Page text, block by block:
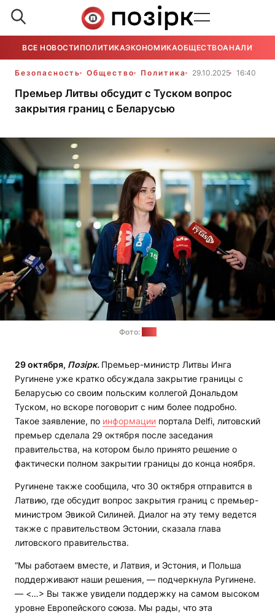
ВСЕ НОВОСТИ ПОЛИТИКАЭКОНОМИКАОБЩЕСТВОАНАЛИТИКА
Безопасность Общество Политика 29.10.2025 16:40
Премьер Литвы обсудит с Туском вопрос
закрытия границ с Беларусью
Фото:
29 октября, Позірк. Премьер-министр Литвы Инга
Ругинене уже кратко обсуждала закрытие границы с
Беларусью со своим польским коллегой Дональдом
Туском, но вскоре поговорит с ним более подробно.
Такое заявление, по информации портала Delfi, литовский
премьер сделала 29 октября после заседания
правительства, на котором было принято решение о
фактически полном закрытии границы до конца ноября.
Ругинене также сообщила, что 30 октября отправится в
Латвию, где обсудит вопрос закрытия границ с премьер-
министром Эвикой Силиней. Диалог на эту тему ведется
также с правительством Эстонии, сказала глава
литовского правительства.
“Мы работаем вместе, и Латвия, и Эстония, и Польша
поддерживают наши решения, — подчеркнула Ругинене.
— <…> Вы также увидели поддержку на самом высоком
уровне Европейского союза. Мы рады, что эта